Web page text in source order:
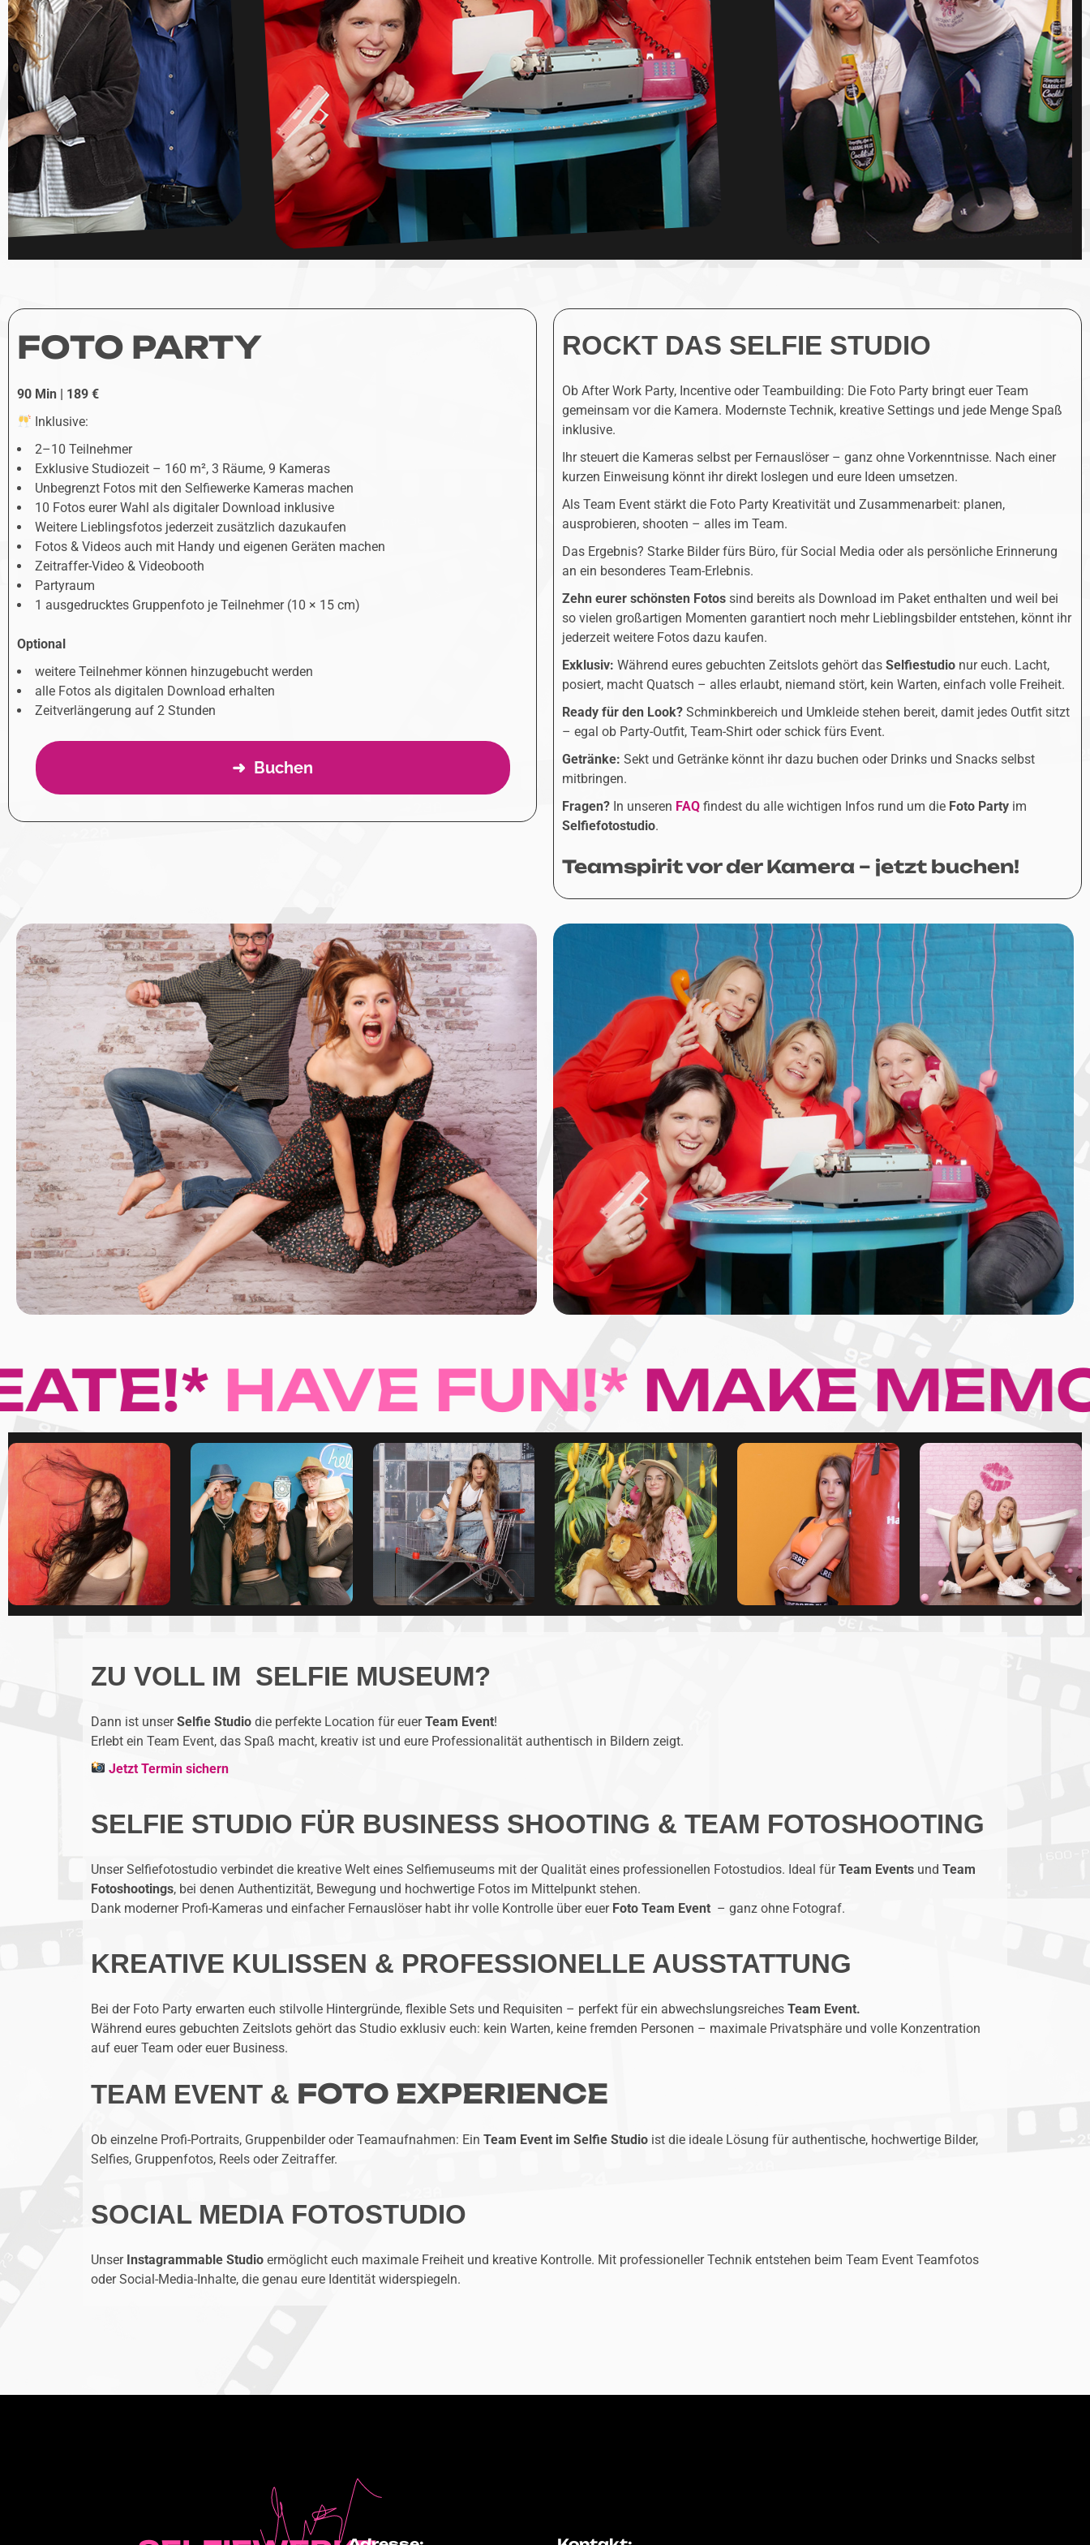
FAMILIEN
FOTOSHOOTING
FREUNDE
FOTOSHOOTING
SELFIE TEAM
EVENT
PAAR SHOOTING
BUSINESS SELFIE
SHOOTING
MIETSTUDIO
FOTO PARTY
90 Min | 189 €
Inklusive:
2–10 Teilnehmer
Exklusive Studiozeit – 160 m², 3 Räume, 9 Kameras
Unbegrenzt Fotos mit den Selfiewerke Kameras machen
10 Fotos eurer Wahl als digitaler Download inklusive
Weitere Lieblingsfotos jederzeit zusätzlich dazukaufen
Fotos & Videos auch mit Handy und eigenen Geräten machen
Zeitraffer-Video & Videobooth
Partyraum
1 ausgedrucktes Gruppenfoto je Teilnehmer (10 × 15 cm)
Optional
weitere Teilnehmer können hinzugebucht werden
alle Fotos als digitalen Download erhalten
Zeitverlängerung auf 2 Stunden
➜ Buchen
ROCKT DAS SELFIE STUDIO
Ob After Work Party, Incentive oder Teambuilding: Die Foto Party bringt euer Team
gemeinsam vor die Kamera. Modernste Technik, kreative Settings und jede Menge Spaß
inklusive.
Ihr steuert die Kameras selbst per Fernauslöser – ganz ohne Vorkenntnisse. Nach einer
kurzen Einweisung könnt ihr direkt loslegen und eure Ideen umsetzen.
Als Team Event stärkt die Foto Party Kreativität und Zusammenarbeit: planen,
ausprobieren, shooten – alles im Team.
Das Ergebnis? Starke Bilder fürs Büro, für Social Media oder als persönliche Erinnerung
an ein besonderes Team-Erlebnis.
Zehn eurer schönsten Fotos sind bereits als Download im Paket enthalten und weil bei
so vielen großartigen Momenten garantiert noch mehr Lieblingsbilder entstehen, könnt ihr
jederzeit weitere Fotos dazu kaufen.
Exklusiv: Während eures gebuchten Zeitslots gehört das Selfiestudio nur euch. Lacht,
posiert, macht Quatsch – alles erlaubt, niemand stört, kein Warten, einfach volle Freiheit.
Ready für den Look? Schminkbereich und Umkleide stehen bereit, damit jedes Outfit sitzt
– egal ob Party-Outfit, Team-Shirt oder schick fürs Event.
Getränke: Sekt und Getränke könnt ihr dazu buchen oder Drinks und Snacks selbst
mitbringen.
Fragen? In unseren FAQ findest du alle wichtigen Infos rund um die Foto Party im
Selfiefotostudio.
Teamspirit vor der Kamera – jetzt buchen!
HAVE FUN!*MAKE
ZU VOLL IM SELFIE MUSEUM?
Dann ist unserSelfie Studio die perfekte Location für euerTeam Event!
Erlebt ein Team Event, das Spaß macht, kreativ ist und eure Professionalität authentisch in Bildern zeigt.
Jetzt Termin sichern
SELFIE STUDIO FÜR BUSINESS SHOOTING & TEAM FOTOSHOOTING
Unser Selfiefotostudio verbindet die kreative Welt eines Selfiemuseums mit der Qualität eines professionellen Fotostudios. Ideal fürTeam Events und Team
Fotoshootings, bei denen Authentizität, Bewegung und hochwertige Fotos im Mittelpunkt stehen.
Dank moderner Profi-Kameras und einfacher Fernauslöser habt ihr volle Kontrolle über euer Foto Team Event – ganz ohne Fotograf.
KREATIVE KULISSEN & PROFESSIONELLE AUSSTATTUNG
Bei der Foto Party erwarten euch stilvolle Hintergründe, flexible Sets und Requisiten – perfekt für ein abwechslungsreiches Team Event.
Während eures gebuchten Zeitslots gehört das Studio exklusiv euch: kein Warten, keine fremden Personen – maximale Privatsphäre und volle Konzentration
auf euer Team oder euer Business.
TEAM EVENT & FOTO EXPERIENCE
Ob einzelne Profi-Portraits, Gruppenbilder oder Teamaufnahmen: Ein Team Event im Selfie Studio ist die ideale Lösung für authentische, hochwertige Bilder,
Selfies, Gruppenfotos, Reels oder Zeitraffer.
SOCIAL MEDIA FOTOSTUDIO
Unser Instagrammable Studio ermöglicht euch maximale Freiheit und kreative Kontrolle. Mit professioneller Technik entstehen beim Team Event Teamfotos
oder Social-Media-Inhalte, die genau eure Identität widerspiegeln.